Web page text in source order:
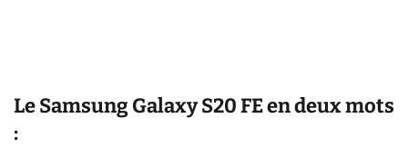
Le Samsung Galaxy S20 FE en deux mots
: